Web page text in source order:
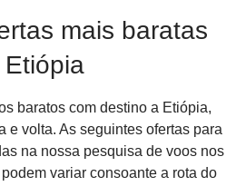
mais baratas
baratos com destino a Etiópia,
e volta. As seguintes ofertas para
na nossa pesquisa de voos nos
variar consoante a rota do